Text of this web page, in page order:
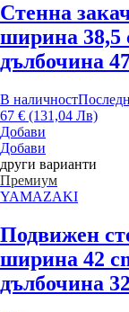
Стенна
ширина 38,5
дълбочина
В наличност
67 € (131,04 Лв)
Добави
Добави
други варианти
Премиум
YAMAZAKI
Подвижен
ширина 42
дълбочина